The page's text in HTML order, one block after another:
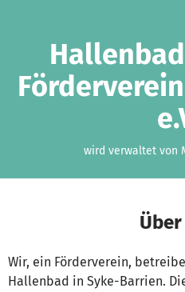
wird verwaltet von
Wir, ein Förderverein,
Hallenbad in Syke-Barrien.